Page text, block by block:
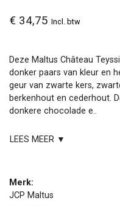
€ 34,75 Incl. btw
Deze Maltus Château
donker paars van kleur en
geur van zwarte kers,
berkenhout en cederhout.
donkere chocolade e..
LEES MEER ▼
Merk:
JCP Maltus